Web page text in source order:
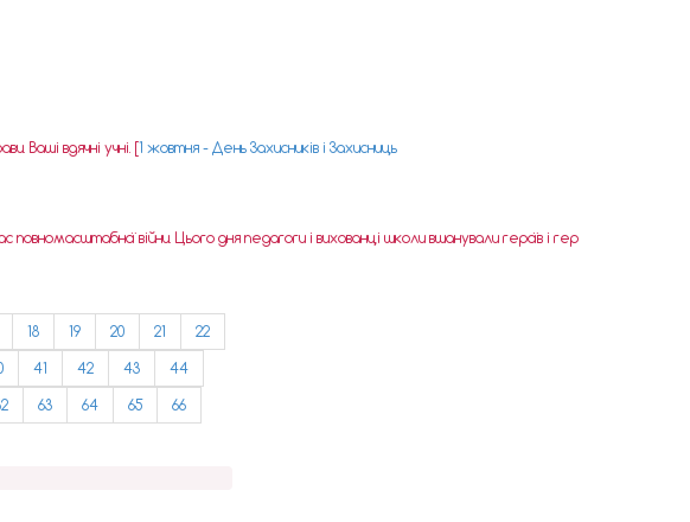
Ваші вдячні учні. [1 жовтня - День Захисників і Захисниць
війни. Цього дня педагоги і вихованці школи вшанували героїв і гер
18 19 20 21
22
41 42 43
44
63 64 65
66